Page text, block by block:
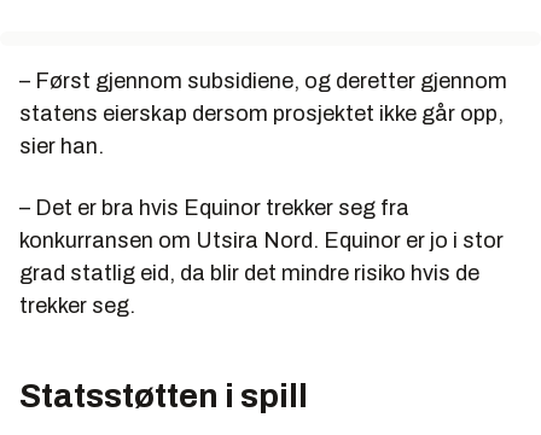
– Først gjennom subsidiene, og deretter gjennom
statens eierskap dersom prosjektet ikke går opp,
sier han.
– Det er bra hvis Equinor trekker seg fra
konkurransen om Utsira Nord. Equinor er jo i stor
grad statlig eid, da blir det mindre risiko hvis de
trekker seg.
Statsstøtten i spill